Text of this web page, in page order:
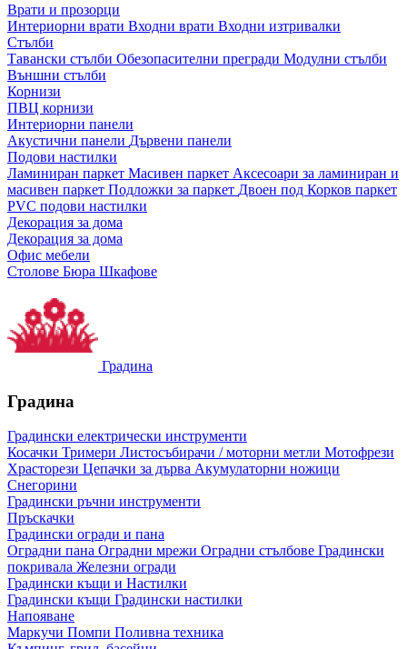
Врати и прозорци
Интериорни врати Входни врати Входни изтривалки
Стълби
Тавански стълби Обезопасителни прегради Модулни стълби
Външни стълби
Корнизи
ПВЦ корнизи
Интериорни панели
Акустични панели Дървени панели
Подови настилки
Ламиниран паркет Масивен паркет Аксесоари за ламиниран и
масивен паркет Подложки за паркет Двоен под Корков паркет
PVC подови настилки
Декорация за дома
Декорация за дома
Офис мебели
Столове Бюра Шкафове
Градина
Градина
Градински електрически инструменти
Косачки Тримери Листосъбирачи / моторни метли Мотофрези
Храсторези Цепачки за дърва Акумулаторни ножици
Снегорини
Градински ръчни инструменти
Пръскачки
Градински огради и пана
Оградни пана Оградни мрежи Оградни стълбове Градински
покривала Железни огради
Градински къщи и Настилки
Градински къщи Градински настилки
Напояване
Маркучи Помпи Поливна техника